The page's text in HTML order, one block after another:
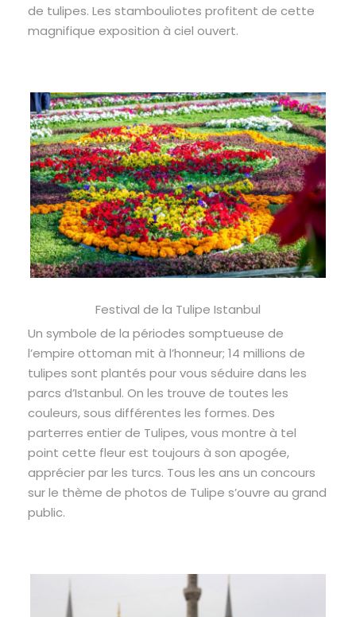
de tulipes. Les stambouliotes profitent de cette
magnifique exposition à ciel ouvert.
Festival de la Tulipe Istanbul
Un symbole de la périodes somptueuse de
l’empire ottoman mit à l’honneur; 14 millions de
tulipes sont plantés pour vous séduire dans les
parcs d’Istanbul. On les trouve de toutes les
couleurs, sous différentes les formes. Des
parterres entier de Tulipes, vous montre à tel
point cette fleur est toujours à son apogée,
apprécier par les turcs. Tous les ans un concours
sur le thème de photos de Tulipe s’ouvre au grand
public.